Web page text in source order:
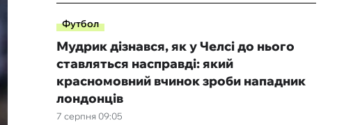
Футбол
7 серпня 09:05
Мудрик дізнався, як у Челсі до нього
ставляться насправді: який
красномовний вчинок зроби нападник
лондонців